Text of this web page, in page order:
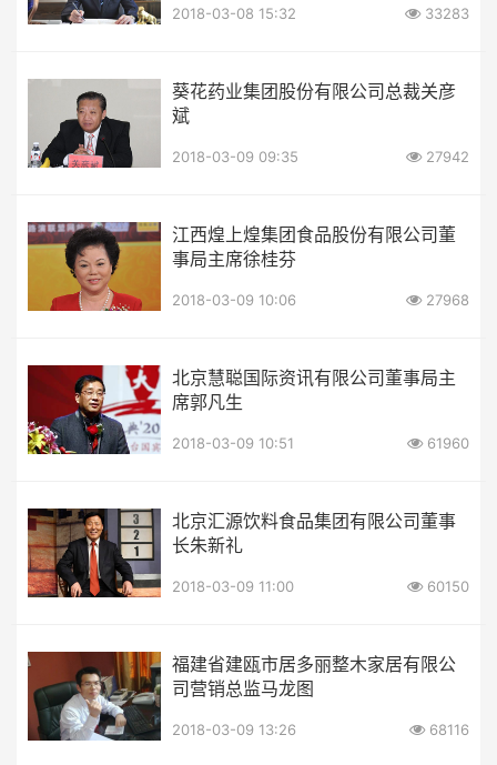
2018-03-08 15:32 33283
葵花药业集团股份有限公司总裁关彦
斌
2018-03-09 09:35 27942
江西煌上煌集团食品股份有限公司董
事局主席徐桂芬
2018-03-09 10:06 27968
北京慧聪国际资讯有限公司董事局主
席郭凡生
2018-03-09 10:51 61960
北京汇源饮料食品集团有限公司董事
长朱新礼
2018-03-09 11:00 60150
福建省建瓯市居多丽整木家居有限公
司营销总监马龙图
2018-03-09 13:26 68116